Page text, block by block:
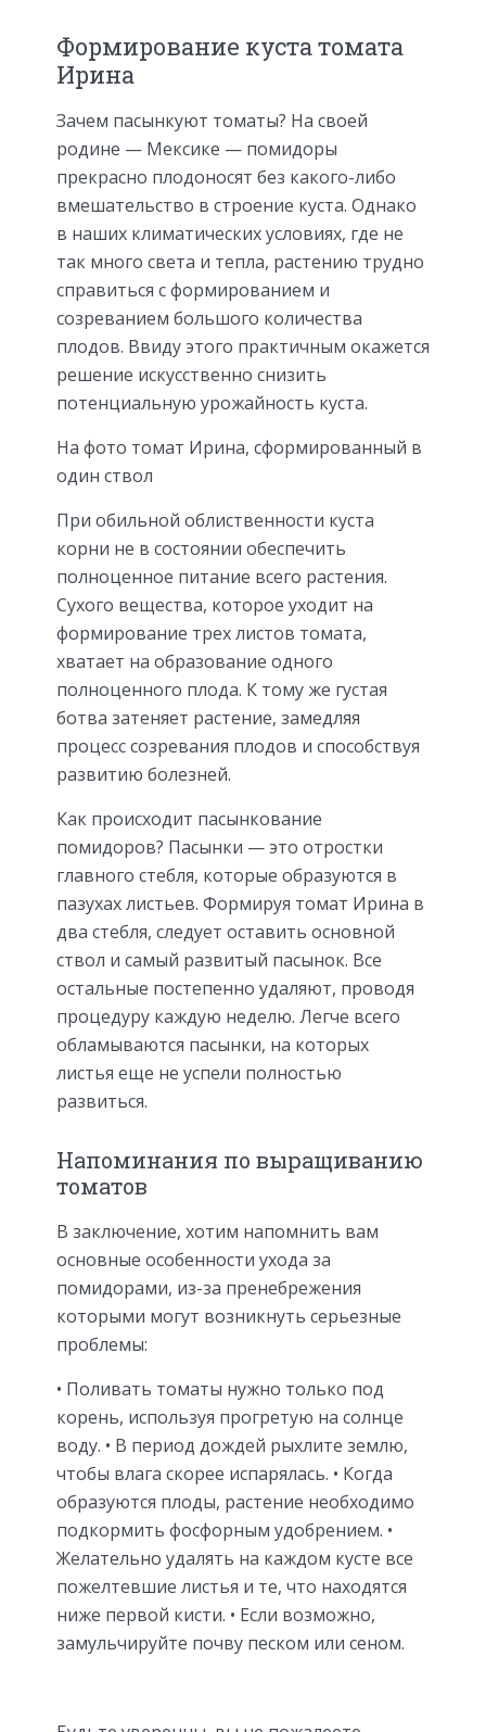
Формирование куста томата
Ирина
Зачем пасынкуют томаты? На своей
родине — Мексике — помидоры
прекрасно плодоносят без какого-либо
вмешательство в строение куста. Однако
в наших климатических условиях, где не
так много света и тепла, растению трудно
справиться с формированием и
созреванием большого количества
плодов. Ввиду этого практичным окажется
решение искусственно снизить
потенциальную урожайность куста.
На фото томат Ирина, сформированный в
один ствол
При обильной облиственности куста
корни не в состоянии обеспечить
полноценное питание всего растения.
Сухого вещества, которое уходит на
формирование трех листов томата,
хватает на образование одного
полноценного плода. К тому же густая
ботва затеняет растение, замедляя
процесс созревания плодов и способствуя
развитию болезней.
Как происходит пасынкование
помидоров? Пасынки — это отростки
главного стебля, которые образуются в
пазухах листьев. Формируя томат Ирина в
два стебля, следует оставить основной
ствол и самый развитый пасынок. Все
остальные постепенно удаляют, проводя
процедуру каждую неделю. Легче всего
обламываются пасынки, на которых
листья еще не успели полностью
развиться.
Напоминания по выращиванию
томатов
В заключение, хотим напомнить вам
основные особенности ухода за
помидорами, из-за пренебрежения
которыми могут возникнуть серьезные
проблемы:
• Поливать томаты нужно только под
корень, используя прогретую на солнце
воду. • В период дождей рыхлите землю,
чтобы влага скорее испарялась. • Когда
образуются плоды, растение необходимо
подкормить фосфорным удобрением. •
Желательно удалять на каждом кусте все
пожелтевшие листья и те, что находятся
ниже первой кисти. • Если возможно,
замульчируйте почву песком или сеном.